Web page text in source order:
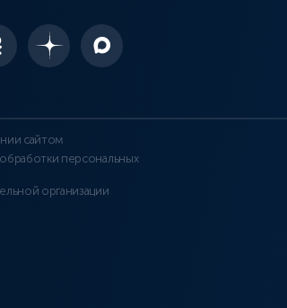
сайтом
персональных
организации